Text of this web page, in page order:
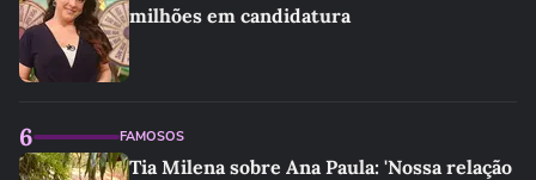
milhões em candidatura
6 FAMOSOS
Tia Milena sobre Ana Paula: 'Nossa relação